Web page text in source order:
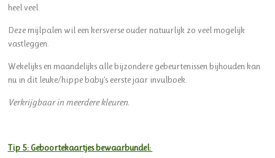
heel veel.
Deze mijlpalen wil een kersverse ouder natuurlijk zo veel mogelijk
vastleggen.
Wekelijks en maandelijks alle bijzondere gebeurtenissen bijhouden kan
nu in dit leuke/hippe baby’s eerste jaar invulboek.
Verkrijgbaar in meerdere kleuren.
Tip 5: Geboortekaartjes bewaarbundel: